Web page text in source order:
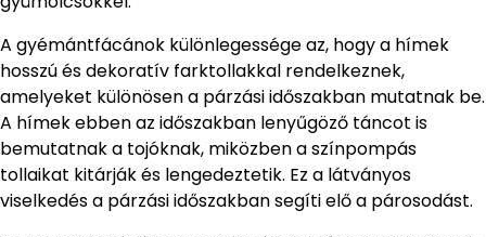
A gyémántfácánok különlegessége az, hogy a hímek
hosszú és dekoratív farktollakkal rendelkeznek,
amelyeket különösen a párzási időszakban mutatnak be.
A hímek ebben az időszakban lenyűgöző táncot is
bemutatnak a tojóknak, miközben a színpompás
tollaikat kitárják és lengedeztetik. Ez a látványos
viselkedés a párzási időszakban segíti elő a párosodást.